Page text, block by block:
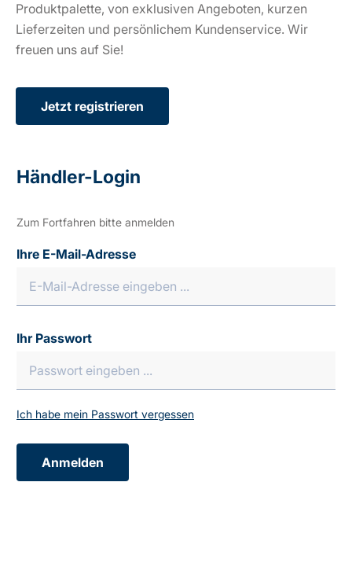
Produktpalette, von exklusiven Angeboten, kurzen
Lieferzeiten und persönlichem Kundenservice. Wir
freuen uns auf Sie!
Jetzt registrieren
Händler-Login
Zum Fortfahren bitte anmelden
Ihre E-Mail-Adresse
Ihr Passwort
Ich habe mein Passwort vergessen
Anmelden